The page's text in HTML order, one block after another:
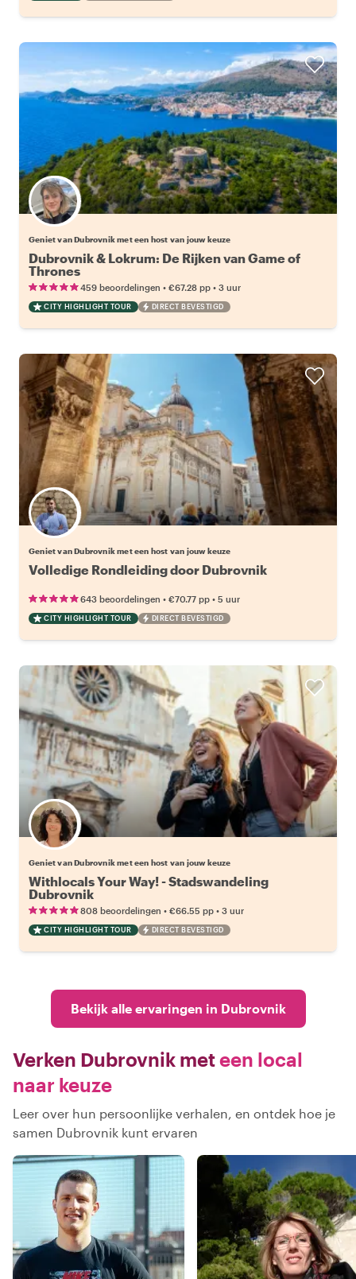
Kies jouw favoriete local
Geniet van Dubrovnik met een host van jouw keuze
Dubrovnik & Lokrum: De Rijken van Game of
Thrones
459 beoordelingen • €67.28 pp • 3 uur
CITY HIGHLIGHT TOUR DIRECT BEVESTIGD
Kies jouw favoriete local
Geniet van Dubrovnik met een host van jouw keuze
Volledige Rondleiding door Dubrovnik
643 beoordelingen • €70.77 pp • 5 uur
CITY HIGHLIGHT TOUR DIRECT BEVESTIGD
Kies jouw favoriete local
Geniet van Dubrovnik met een host van jouw keuze
Withlocals Your Way! - Stadswandeling
Dubrovnik
808 beoordelingen • €66.55 pp • 3 uur
CITY HIGHLIGHT TOUR DIRECT BEVESTIGD
Bekijk alle ervaringen in Dubrovnik
Verken Dubrovnik meteen local
naar keuze
Leer over hun persoonlijke verhalen, en ontdek hoe je
samen Dubrovnik kunt ervaren